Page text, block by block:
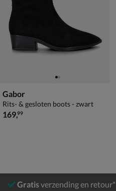
Gabor
Rits- & gesloten boots - zwart
€ 169,99
169,99
Gratisverzending en retour*